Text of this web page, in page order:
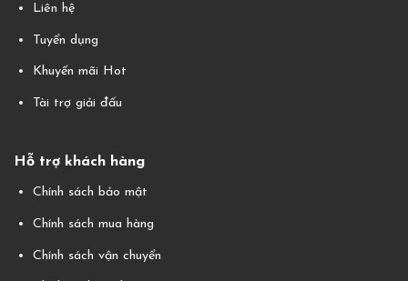
Liên hệ
Tuyển dụng
Khuyến mãi Hot
Tài trợ giải đấu
Hỗ trợ khách hàng
Chính sách bảo mật
Chính sách mua hàng
Chính sách vận chuyển